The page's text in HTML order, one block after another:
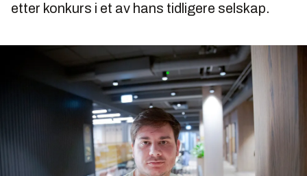
etter konkurs i et av hans tidligere selskap.